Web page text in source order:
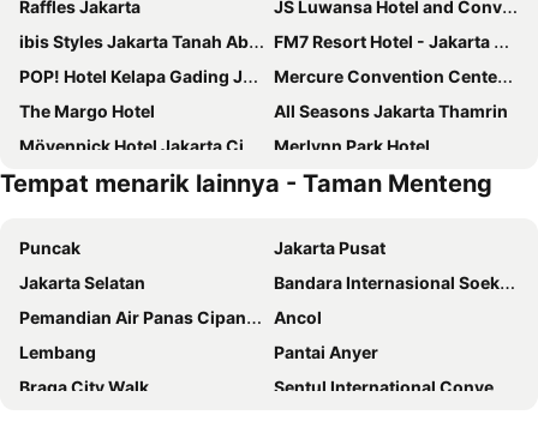
Raffles Jakarta
JS Luwansa Hotel and Convention Center
ibis Styles Jakarta Tanah Abang
FM7 Resort Hotel - Jakarta Airport
POP! Hotel Kelapa Gading Jakarta
Mercure Convention Center Ancol
The Margo Hotel
All Seasons Jakarta Thamrin
Mövenpick Hotel Jakarta City Centre
Merlynn Park Hotel
Gran Melia Jakarta
Pullman Jakarta Indonesia
Holiday Inn Express Jakarta Menteng By Ihg
Hotel Indonesia Kempinski Jakarta
Amaroossa Cosmo Jakarta
Putri Duyung Ancol
Novotel Jakarta Mangga Dua Square
Holiday Inn & Suites Jakarta Gajah Mada By Ihg
Hotel Horison Ultima Bekasi
Sampit Residence Managed by FLAT06
World Hotel Jakarta - Bandengan
Mercure Jakarta Kota
Tempat menarik lainnya - Taman Menteng
Puncak
Jakarta Pusat
Jakarta Selatan
Bandara Internasional Soekarno Hatta
Pemandian Air Panas Cipanas
Ancol
Lembang
Pantai Anyer
Braga City Walk
Sentul International Convention Center